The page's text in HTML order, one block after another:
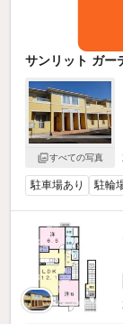
サンリット ガー
すべての写真
駐車場あり 駐輪